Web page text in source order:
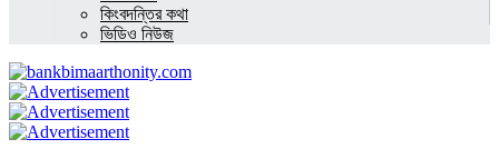
কিংবদন্তির কথা
ভিডিও নিউজ